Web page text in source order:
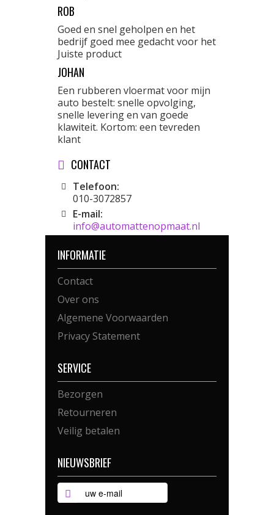
ROB
Goed en snel geholpen en het
bedrijf goed mee gedacht voor het
Juiste product
JOHAN
Een rubberen vloermat voor mijn
auto bestelt: snelle opvolging,
snelle levering en van goede
klawiteit. Kortom: een tevreden
klant
CONTACT
Telefoon:
010-3072857
E-mail:
info@automattenopmaat.nl
INFORMATIE
Contact
Over ons
Algemene Voorwaarden
Privacy Statement
SERVICE
Bezorgen
Retourneren
Veilig betalen
NIEUWSBRIEF